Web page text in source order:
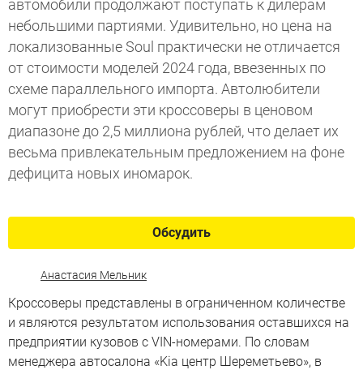
автомобили продолжают поступать к дилерам
небольшими партиями. Удивительно, но цена на
локализованные Soul практически не отличается
от стоимости моделей 2024 года, ввезенных по
схеме параллельного импорта. Автолюбители
могут приобрести эти кроссоверы в ценовом
диапазоне до 2,5 миллиона рублей, что делает их
весьма привлекательным предложением на фоне
дефицита новых иномарок.
Обсудить
Анастасия Мельник
Кроссоверы представлены в ограниченном количестве
и являются результатом использования оставшихся на
предприятии кузовов с VIN-номерами. По словам
менеджера автосалона «Kia центр Шереметьево», в